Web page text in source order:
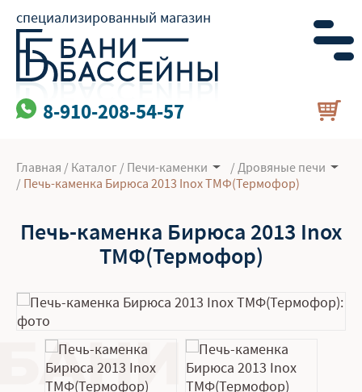
специализированный магазин
8-910-208-54-57
Главная / Каталог / Печи-каменки / Дровяные печи
/ Печь-каменка Бирюса 2013 Inox ТМФ(Термофор)
Печь-каменка Бирюса 2013 Inox
ТМФ(Термофор)